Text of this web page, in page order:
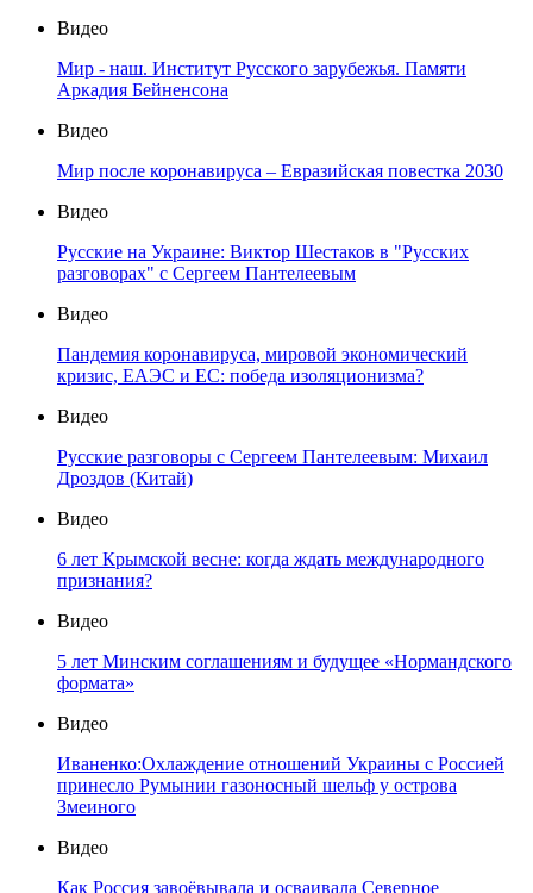
Видео
Мир - наш. Институт Русского зарубежья. Памяти
Аркадия Бейненсона
Видео
Мир после коронавируса – Евразийская повестка 2030
Видео
Русские на Украине: Виктор Шестаков в "Русских
разговорах" с Сергеем Пантелеевым
Видео
Пандемия коронавируса, мировой экономический
кризис, ЕАЭС и ЕС: победа изоляционизма?
Видео
Русские разговоры с Сергеем Пантелеевым: Михаил
Дроздов (Китай)
Видео
6 лет Крымской весне: когда ждать международного
признания?
Видео
5 лет Минским соглашениям и будущее «Нормандского
формата»
Видео
Иваненко:Охлаждение отношений Украины с Россией
принесло Румынии газоносный шельф у острова
Змеиного
Видео
Как Россия завоёвывала и осваивала Северное